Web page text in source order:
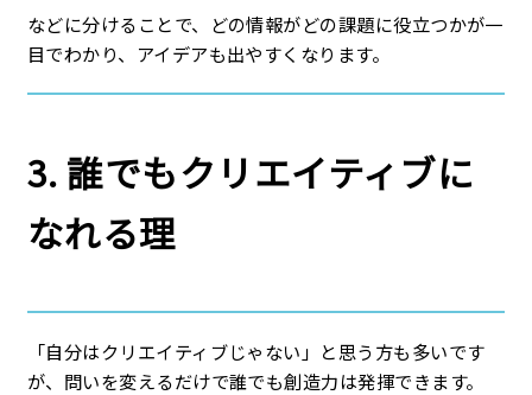
などに分けることで、どの情報がどの課題に役立つかが一
目でわかり、アイデアも出やすくなります。
3. 誰でもクリエイティブに
なれる理
「自分はクリエイティブじゃない」と思う方も多いです
が、問いを変えるだけで誰でも創造力は発揮できます。